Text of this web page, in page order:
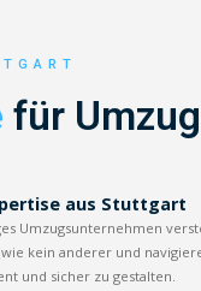
für
aus Stuttgart
Umzugsunternehmen
kein anderer und
und sicher zu gestalten.